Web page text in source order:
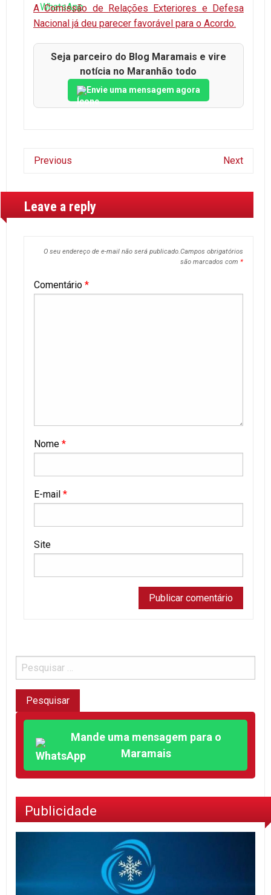
A Comissão de Relações Exteriores e Defesa
Nacional já deu parecer favorável para o Acordo.
Seja parceiro do Blog Maramais e vire
notícia no Maranhão todo
Envie uma mensagem agora
Previous Next
Leave a reply
O seu endereço de e-mail não será publicado.Campos obrigatórios
são marcados com *
Comentário *
Nome *
E-mail *
Site
Mande uma mensagem para o
Maramais
Publicidade